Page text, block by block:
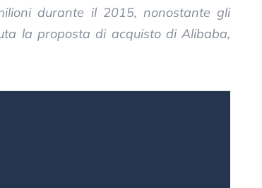
durante il 2015, nonostante gli
la proposta di acquisto di Alibaba,